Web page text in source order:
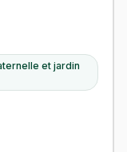
et jardin